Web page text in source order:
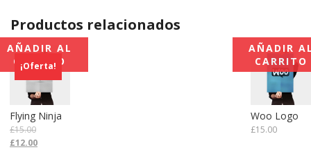
Productos relacionados
¡Oferta!
Flying Ninja
£15.00
Original
£12.00
AÑADIR AL
CARRITO
Woo Logo
£15.00
AÑADIR
CARRITO